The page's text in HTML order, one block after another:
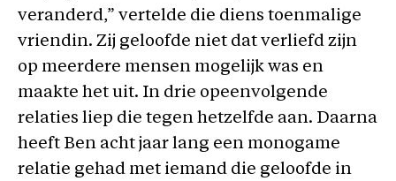
veranderd,” vertelde die diens toenmalige
vriendin. Zij geloofde niet dat verliefd zijn
op meerdere mensen mogelijk was en
maakte het uit. In drie opeenvolgende
relaties liep die tegen hetzelfde aan. Daarna
heeft Ben acht jaar lang een monogame
relatie gehad met iemand die geloofde in